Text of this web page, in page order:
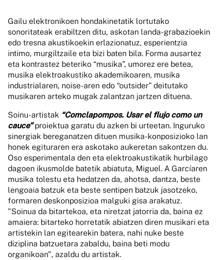
Gailu elektronikoen hondakinetatik lortutako
sonoritateak erabiltzen ditu, askotan landa-grabazioekin
edo tresna akustikoekin erlazionatuz, esperientzia
intimo, murgiltzaile eta bizi baten bila. Forma ausartez
eta kontrastez beteriko “musika”, umorez ere betea,
musika elektroakustiko akademikoaren, musika
industrialaren, noise-aren edo “outsider” deitutako
musikaren arteko mugak zalantzan jartzen dituena.
Soinu-artistak “Comclapompos. Usar el flujo como un
cauce”proiektua garatu du azken bi urteetan. Inguruko
sinergiak bereganatzen dituen musika-konposizioko lan
honek egituraren era askotako aukeretan sakontzen du.
Oso esperimentala den eta elektroakustikatik hurbilago
dagoen ikusmolde batetik abiatuta, Miguel. A Garcíaren
musika tolestu eta hedatzen da, ahotsa, dantza, beste
lengoaia batzuk eta beste sentipen batzuk jasotzeko,
formaren deskonposizioa malguki gisa arakatuz.
"Soinua da bitartekoa, eta niretzat jatorria da, baina ez
amaiera: bitarteko horretatik abiatzen diren musikari eta
artistekin lan egitearekin batera, nahi nuke beste
diziplina batzuetara zabaldu, baina beti modu
organikoan", azaldu du artistak.